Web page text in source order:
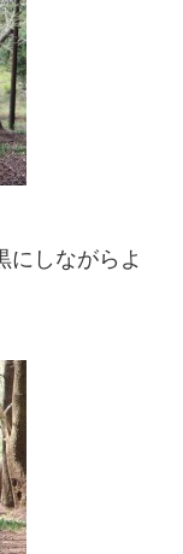
にしながらよ